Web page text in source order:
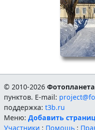
© 2010-2026Фотопланета
пунктов. E-mail:
поддержка:t3b.ru
Меню:Добавить
Участники : Помощь :